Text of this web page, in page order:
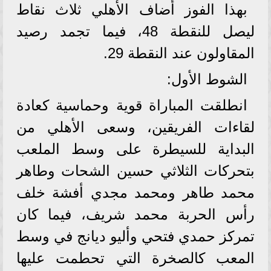
بهذا الفوز أضاف الأهلي ثلاث نقاط
ليصل للنقطة 48، فيما تجمد رصيد
المقاولون عند النقطة 29.
الشوط الأول:
انطلقت المباراة قوية وحماسية كعادة
لقاءات الفريقين، وسعى الأهلي من
البداية للسيطرة على وسط الملعب
بتحركات الثلاثي حسين الشحات وطاهر
محمد طاهر ومحمد مجدي أفشة خلف
رأس الحربة محمد شريف، فيما كان
تمركز حمدي فتحي وأليو ديانج في وسط
المعب كالصخرة التي تحطمت عليها